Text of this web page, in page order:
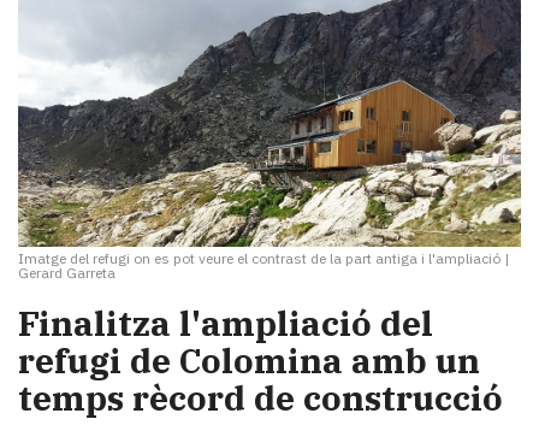
Imatge del refugi on es pot veure el contrast de la part antiga i l'ampliació |
Gerard Garreta
​Finalitza l'ampliació del
refugi de Colomina amb un
temps rècord de construcció